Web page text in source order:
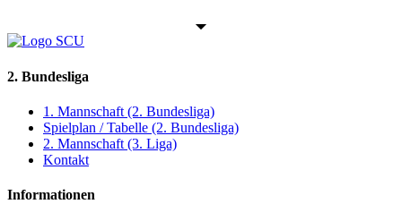
2. Bundesliga
1. Mannschaft (2. Bundesliga)
Spielplan / Tabelle (2. Bundesliga)
2. Mannschaft (3. Liga)
Kontakt
Informationen